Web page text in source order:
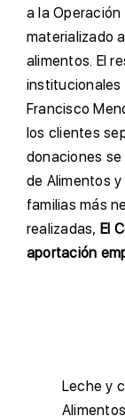
a la Operación
materializado
alimentos. El
institucionales
Francisco
los clientes
donaciones
de Alimentos
familias más
realizadas, El
aportación
Leche y